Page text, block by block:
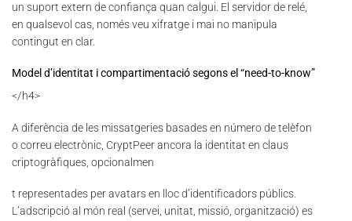
un suport extern de confiança quan calgui. El servidor de relé,
en qualsevol cas, només veu xifratge i mai no manipula
contingut en clar.
Model d’identitat i compartimentació segons el “need-to-know”
</h4>
A diferència de les missatgeries basades en número de telèfon
o correu electrònic, CryptPeer ancora la identitat en claus
criptogràfiques, opcionalmen
t representades per avatars en lloc d’identificadors públics.
L’adscripció al món real (servei, unitat, missió, organització) es